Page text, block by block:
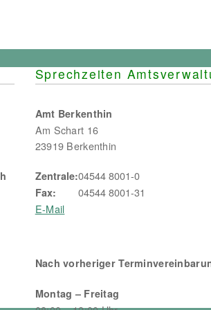
Sprechzeiten
Amt Berkenthin
Am Schart 16
23919 Berkenthin
Zentrale:04544 8001-0
Fax:
04544 8001-31
E-Mail
Nach vorheriger
Montag – Freitag